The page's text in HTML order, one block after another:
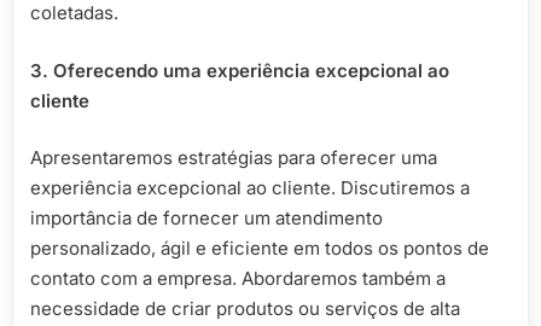
coletadas.
3. Oferecendo uma experiência excepcional ao
cliente
Apresentaremos estratégias para oferecer uma
experiência excepcional ao cliente. Discutiremos a
importância de fornecer um atendimento
personalizado, ágil e eficiente em todos os pontos de
contato com a empresa. Abordaremos também a
necessidade de criar produtos ou serviços de alta